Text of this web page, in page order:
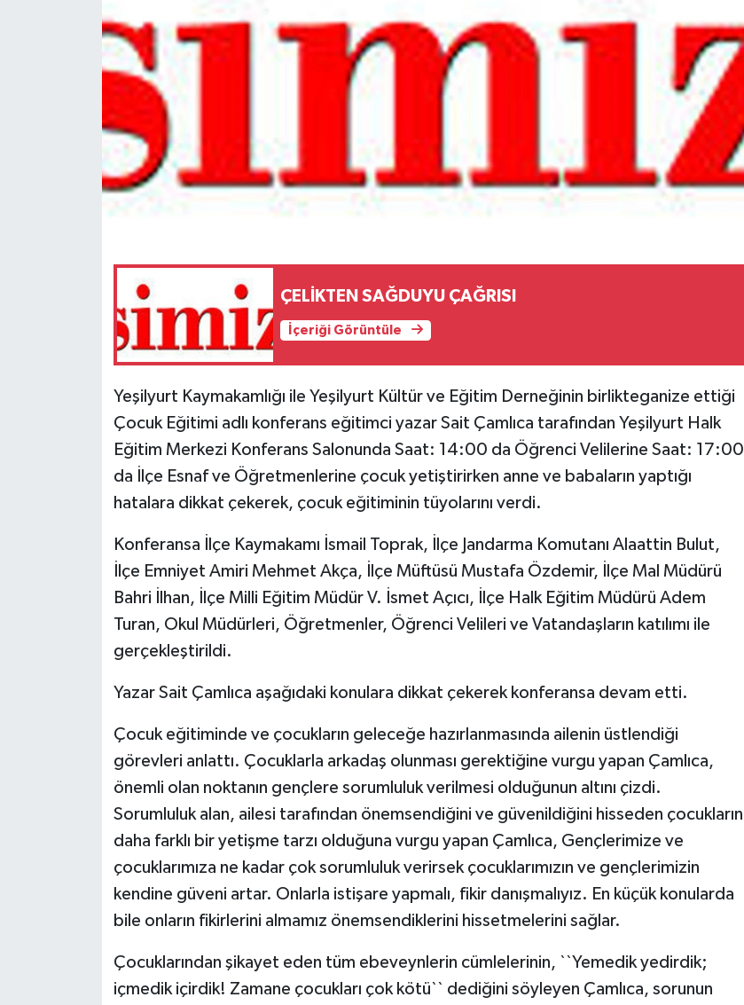
ÇELİKTEN SAĞDUYU ÇAĞRISI
İçeriği Görüntüle
Yeşilyurt Kaymakamlığı ile Yeşilyurt Kültür ve Eğitim Derneğinin birlikteganize ettiği
Çocuk Eğitimi adlı konferans eğitimci yazar Sait Çamlıca tarafından Yeşilyurt Halk
Eğitim Merkezi Konferans Salonunda Saat: 14:00 da Öğrenci Velilerine Saat: 17:00
da İlçe Esnaf ve Öğretmenlerine çocuk yetiştirirken anne ve babaların yaptığı
hatalara dikkat çekerek, çocuk eğitiminin tüyolarını verdi.
Konferansa
İlçe Kaymakamı İsmail Toprak, İlçe Jandarma Komutanı Alaattin Bulut,
İlçe Emniyet Amiri Mehmet Akça, İlçe Müftüsü Mustafa Özdemir, İlçe Mal Müdürü
Bahri İlhan, İlçe Milli Eğitim Müdür V. İsmet Açıcı, İlçe Halk Eğitim Müdürü Adem
Turan, Okul Müdürleri, Öğretmenler, Öğrenci Velileri ve Vatandaşların katılımı ile
gerçekleştirildi.
Yazar Sait Çamlıca aşağıdaki konulara dikkat çekerek konferansa devam etti.
Çocuk eğitiminde ve çocukların geleceğe hazırlanmasında ailenin üstlendiği
görevleri anlattı. Çocuklarla arkadaş olunması gerektiğine vurgu yapan Çamlıca,
önemli olan noktanın gençlere sorumluluk verilmesi olduğunun altını çizdi.
Sorumluluk alan, ailesi tarafından önemsendiğini ve güvenildiğini hisseden çocukların
daha farklı bir yetişme tarzı olduğuna vurgu yapan Çamlıca, Gençlerimize ve
çocuklarımıza ne kadar çok sorumluluk verirsek çocuklarımızın ve gençlerimizin
kendine güveni artar. Onlarla istişare yapmalı, fikir danışmalıyız. En küçük konularda
bile onların fikirlerini almamız önemsendiklerini hissetmelerini sağlar.
Çocuklarından şikayet eden tüm ebeveynlerin cümlelerinin, ``Yemedik yedirdik;
içmedik içirdik! Zamane çocukları çok kötü`` dediğini söyleyen Çamlıca, sorunun
Teknoloji
Tokat Haberleri